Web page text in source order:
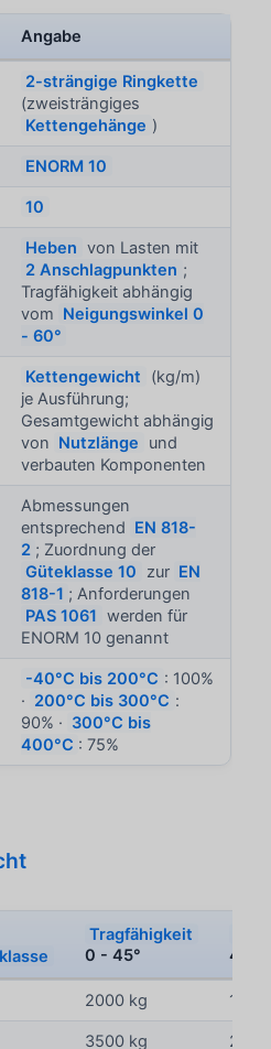
Angabe
2-strängige Ringkette
(zweisträngiges
Kettengehänge )
ENORM 10
10
Heben von Lasten mit
2 Anschlagpunkten ;
Tragfähigkeit abhängig
vom Neigungswinkel 0
- 60°
Kettengewicht
(kg/m)
je Ausführung;
Gesamtgewicht abhängig
von Nutzlänge
und
verbauten Komponenten
Abmessungen
entsprechend EN 818-
2 ; Zuordnung der
Güteklasse 10
zur EN
818-1 ; Anforderungen
PAS 1061 werden für
ENORM 10 genannt
-40°C bis 200°C : 100%
· 200°C bis 300°C :
90% · 300°C bis
400°C : 75%
Tragfähigkeit
0 - 45°
45 -
2000 kg 1400
3500 kg